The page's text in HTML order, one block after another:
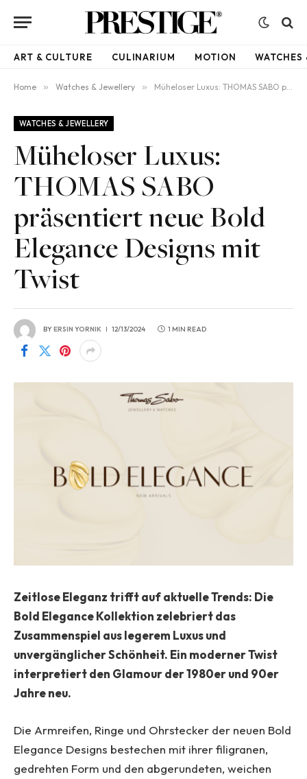
ART & CULTURE CULINARIUM MOTION WATCHES
Home » Watches & Jewellery » Müheloser Luxus: THOMAS SABO präsentiert neue Bold Elegance Designs mit Twist
WATCHES & JEWELLERY
Müheloser Luxus:
THOMAS SABO
präsentiert neue Bold
Elegance Designs mit
Twist
BYERSIN YORNIK 12/13/2024 1 MIN READ
Zeitlose Eleganz trifft auf aktuelle Trends: Die
Bold Elegance Kollektion zelebriert das
Zusammenspiel aus legerem Luxus und
unvergänglicher Schönheit. Ein moderner Twist
interpretiert den Glamour der 1980er und 90er
Jahre neu.
Die Armreifen, Ringe und Ohrstecker der neuen Bold
Elegance Designs bestechen mit ihrer filigranen,
gedrehten Form und den abgerundeten, weichen